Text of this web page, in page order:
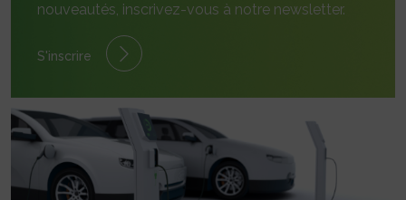
nouveautés, inscrivez-vous à notre newsletter.
S'inscrire